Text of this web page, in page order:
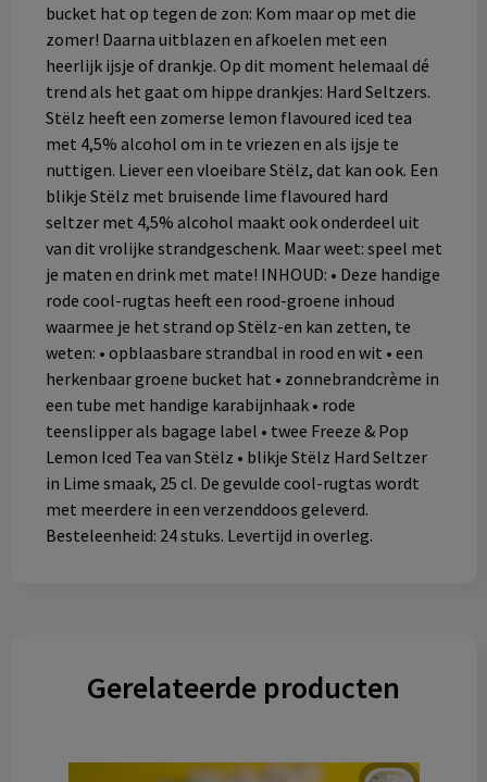
bucket hat op tegen de zon: Kom maar op met die
zomer! Daarna uitblazen en afkoelen met een
heerlijk ijsje of drankje. Op dit moment helemaal dé
trend als het gaat om hippe drankjes: Hard Seltzers.
Stëlz heeft een zomerse lemon flavoured iced tea
met 4,5% alcohol om in te vriezen en als ijsje te
nuttigen. Liever een vloeibare Stëlz, dat kan ook. Een
blikje Stëlz met bruisende lime flavoured hard
seltzer met 4,5% alcohol maakt ook onderdeel uit
van dit vrolijke strandgeschenk. Maar weet: speel met
je maten en drink met mate! INHOUD: • Deze handige
rode cool-rugtas heeft een rood-groene inhoud
waarmee je het strand op Stëlz-en kan zetten, te
weten: • opblaasbare strandbal in rood en wit • een
herkenbaar groene bucket hat • zonnebrandcrème in
een tube met handige karabijnhaak • rode
teenslipper als bagage label • twee Freeze & Pop
Lemon Iced Tea van Stëlz • blikje Stëlz Hard Seltzer
in Lime smaak, 25 cl. De gevulde cool-rugtas wordt
met meerdere in een verzenddoos geleverd.
Besteleenheid: 24 stuks. Levertijd in overleg.
Gerelateerde producten